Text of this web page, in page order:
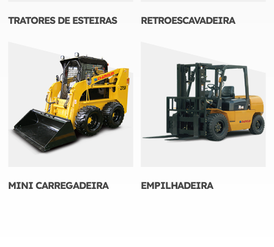
TRATORES DE ESTEIRAS RETROESCAVADEIRA
MINI CARREGADEIRA EMPILHADEIRA